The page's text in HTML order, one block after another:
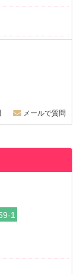
メールで質問
1